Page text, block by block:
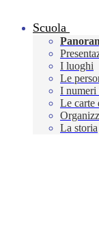
Scuola
I luoghi
Le
I numeri
Le carte
La storia